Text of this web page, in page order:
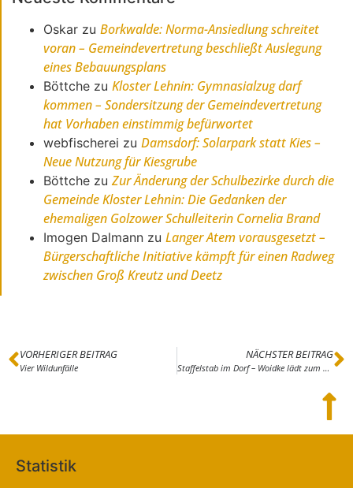
Oskar zuBorkwalde: Norma-Ansiedlung schreitet
voran – Gemeindevertretung beschließt Auslegung
eines Bebauungsplans
Böttche zuKloster Lehnin: Gymnasialzug darf
kommen – Sondersitzung der Gemeindevertretung
hat Vorhaben einstimmig befürwortet
webfischerei zuDamsdorf: Solarpark statt Kies –
Neue Nutzung für Kiesgrube
Böttche zuZur Änderung der Schulbezirke durch die
Gemeinde Kloster Lehnin: Die Gedanken der
ehemaligen Golzower Schulleiterin Cornelia Brand
Imogen Dalmann zuLanger Atem vorausgesetzt –
Bürgerschaftliche Initiative kämpft für einen Radweg
zwischen Groß Kreutz und Deetz
VORHERIGER BEITRAG
Vier Wildunfälle
NÄCHSTER BEITRAG
Staffelstab im Dorf – Woidke lädt zum Dorf- und Erntefest nach Damelang ein
Statistik